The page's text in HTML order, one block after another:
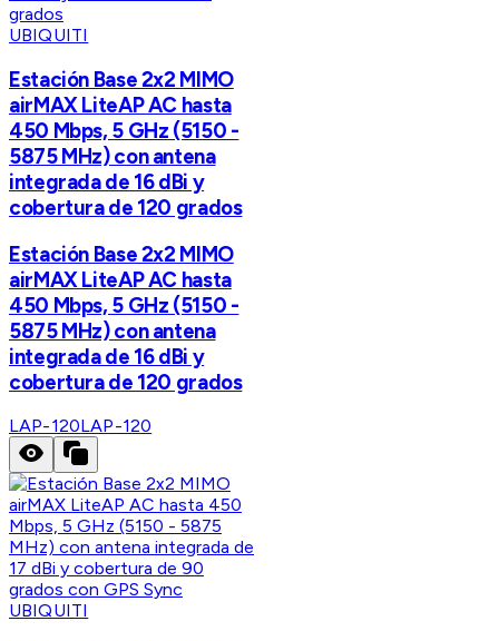
UBIQUITI
Estación Base 2x2 MIMO
airMAX LiteAP AC hasta
450 Mbps, 5 GHz (5150 -
5875 MHz) con antena
integrada de 16 dBi y
cobertura de 120 grados
Estación Base 2x2 MIMO
airMAX LiteAP AC hasta
450 Mbps, 5 GHz (5150 -
5875 MHz) con antena
integrada de 16 dBi y
cobertura de 120 grados
LAP-120LAP-120
UBIQUITI